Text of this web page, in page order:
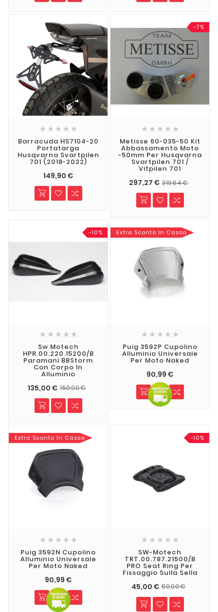
    
Barracuda HS7104-20
Portatarga
Husqvarna Svartpilen
701 (2018-2022)
149,90 €
-7%
    
Metisse 60-035-50 Kit
Abbassamento Moto
-50mm Per Husqvarna
Svartpilen 701 /
Vitpilen 701
297,27 € 319,64 €
-10%
    
Sw Motech
HPR.00.220.15200/B
Paramani BBStorm
Con Corpo In
Alluminio
135,00 € 150,00 €
Extra Sconto In Cassa
    
Puig 3592P Cupolino
Alluminio Universale
Per Moto Naked
90,99 €
Extra Sconto In Cassa
    
Puig 3592N Cupolino
Alluminio Universale
Per Moto Naked
90,99 €
-10%
    
SW-Motech
TRT.00.787.21500/B
PRO Seat Ring Per
Fissaggio Sulla Sella
45,00 € 50,00 €